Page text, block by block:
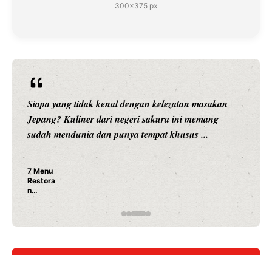
300×375 px
Siapa yang tidak kenal dengan kelezatan masakan
Jepang? Kuliner dari negeri sakura ini memang
sudah mendunia dan punya tempat khusus ...
7 Menu
Restora
n
Jepang
Dicoba,
Cuma